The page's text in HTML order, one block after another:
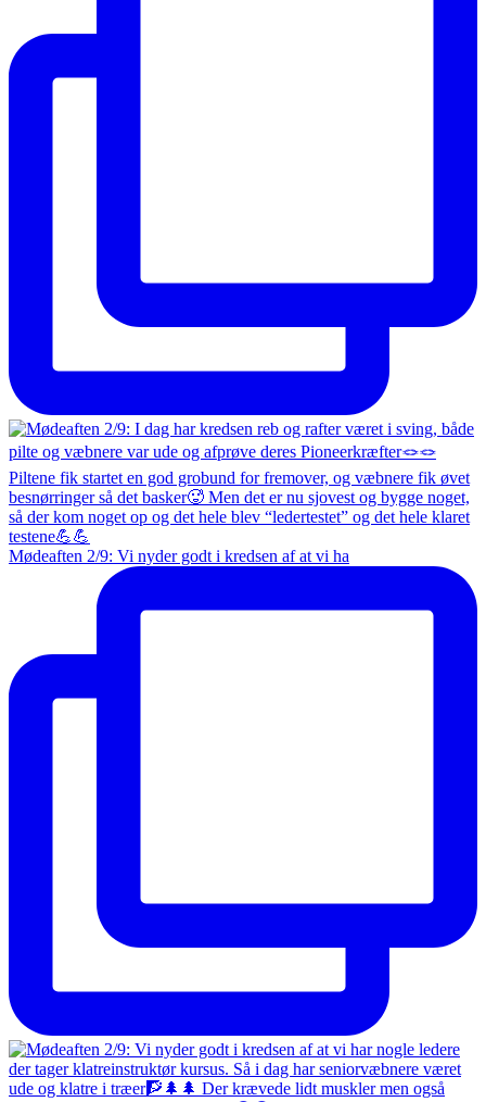
Mødeaften 2/9: Vi nyder godt i kredsen af at vi ha